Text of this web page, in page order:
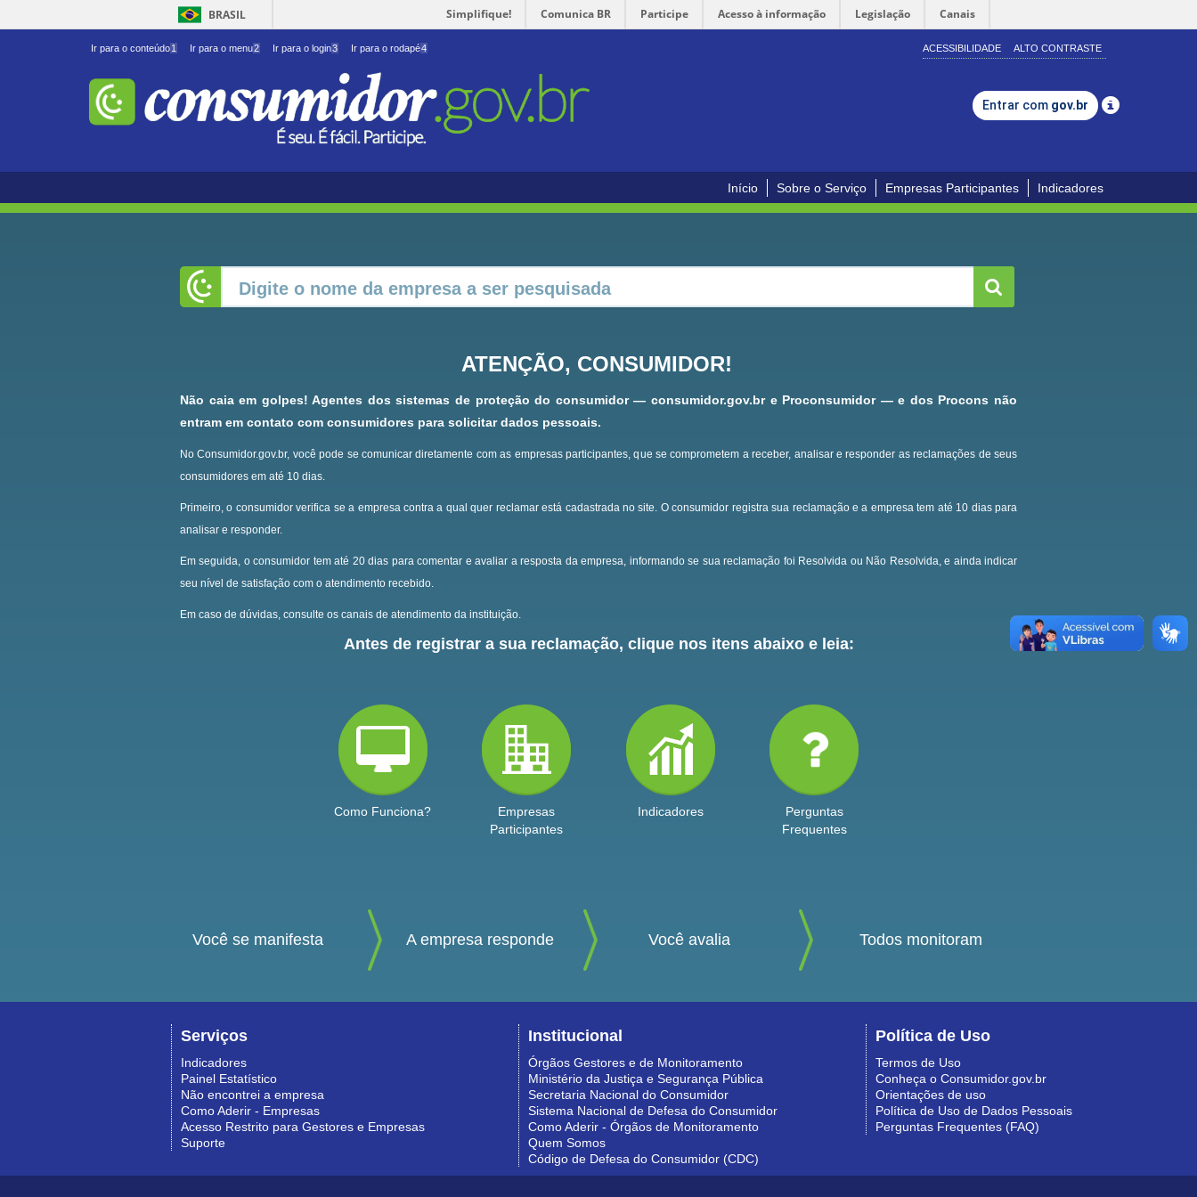
BRASIL Simplifique! Comunica BR Participe Acesso à informação Legislação Canais
Ir para o conteúdo1 Ir para o menu2 Ir para o login3 Ir para o rodapé4 ACESSIBILIDADE ALTO CONTRASTE
Entrar com gov.br
Início Sobre o Serviço Empresas Participantes Indicadores
ATENÇÃO, CONSUMIDOR!
Não caia em golpes! Agentes dos sistemas de proteção do consumidor — consumidor.gov.br e Proconsumidor — e dos Procons não
entram em contato com consumidores para solicitar dados pessoais.
No Consumidor.gov.br, você pode se comunicar diretamente com as empresas participantes, que se comprometem a receber, analisar e responder as reclamações de seus
consumidores em até 10 dias.
Primeiro, o consumidor verifica se a empresa contra a qual quer reclamar está cadastrada no site. O consumidor registra sua reclamação e a empresa tem até 10 dias para
analisar e responder.
Em seguida, o consumidor tem até 20 dias para comentar e avaliar a resposta da empresa, informando se sua reclamação foi Resolvida ou Não Resolvida, e ainda indicar
seu nível de satisfação com o atendimento recebido.
Em caso de dúvidas, consulte os canais de atendimento da instituição.
Antes de registrar a sua reclamação, clique nos itens abaixo e leia:
Como Funciona?
Empresas
Participantes
Indicadores
Perguntas
Frequentes
Você se manifesta A empresa responde Você avalia Todos monitoram
Serviços
Indicadores
Painel Estatístico
Não encontrei a empresa
Como Aderir - Empresas
Acesso Restrito para Gestores e Empresas
Suporte
Institucional
Órgãos Gestores e de Monitoramento
Ministério da Justiça e Segurança Pública
Secretaria Nacional do Consumidor
Sistema Nacional de Defesa do Consumidor
Como Aderir - Órgãos de Monitoramento
Quem Somos
Código de Defesa do Consumidor (CDC)
Política de Uso
Termos de Uso
Conheça o Consumidor.gov.br
Orientações de uso
Política de Uso de Dados Pessoais
Perguntas Frequentes (FAQ)